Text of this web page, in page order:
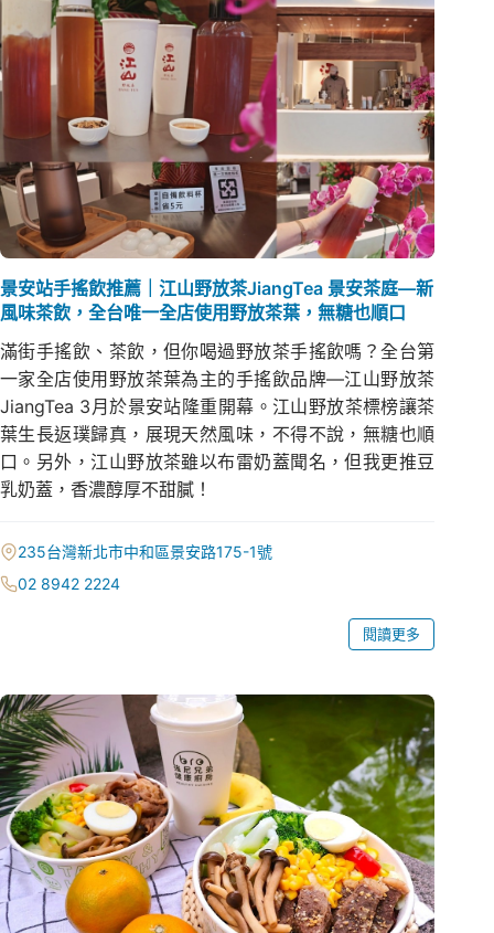
景安站手搖飲推薦｜江山野放茶JiangTea 景安茶庭—新
風味茶飲，全台唯一全店使用野放茶葉，無糖也順口
滿街手搖飲、茶飲，但你喝過野放茶手搖飲嗎？全台第
一家全店使用野放茶葉為主的手搖飲品牌—江山野放茶
JiangTea 3月於景安站隆重開幕。江山野放茶標榜讓茶
葉生長返璞歸真，展現天然風味，不得不說，無糖也順
口。另外，江山野放茶雖以布雷奶蓋聞名，但我更推豆
乳奶蓋，香濃醇厚不甜膩！
235台灣新北市中和區景安路175-1號
02 8942 2224
閱讀更多